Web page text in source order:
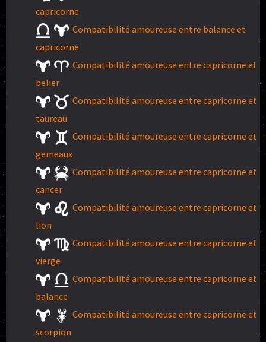
capricorne
Compatibilité amoureuse entre balance et
capricorne
Compatibilité amoureuse entre capricorne et
belier
Compatibilité amoureuse entre capricorne et
taureau
Compatibilité amoureuse entre capricorne et
gemeaux
Compatibilité amoureuse entre capricorne et
cancer
Compatibilité amoureuse entre capricorne et
lion
Compatibilité amoureuse entre capricorne et
vierge
Compatibilité amoureuse entre capricorne et
balance
Compatibilité amoureuse entre capricorne et
scorpion